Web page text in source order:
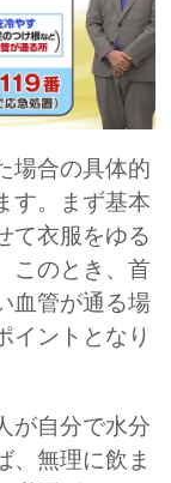
場合の具体的
す。まず基本
て衣服をゆる
このとき、首
血管が通る場
イントとなり
が自分で水分
、無理に飲ま